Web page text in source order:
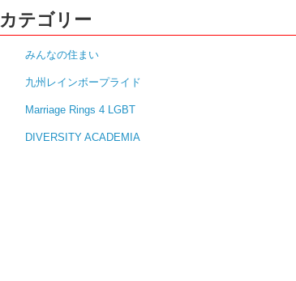
カテゴリー
みんなの住まい
九州レインボープライド
Marriage Rings 4 LGBT
DIVERSITY ACADEMIA